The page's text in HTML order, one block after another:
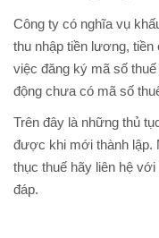
Công ty có nghĩa vụ
thu nhập tiền lương,
việc đăng ký mã số
động chưa có mã số
Trên đây là những thủ
được khi mới thành lập.
thục thuế hãy liên hệ
đáp.